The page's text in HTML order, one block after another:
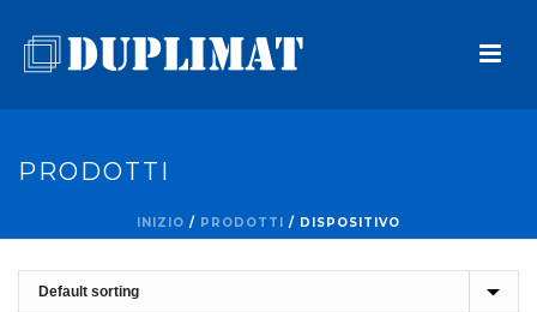
PRODOTTI
INIZIO / PRODOTTI / DISPOSITIVO